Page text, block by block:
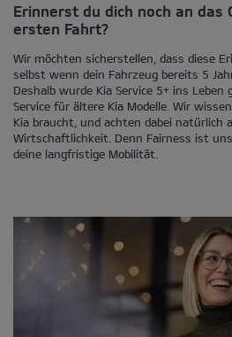
Erinnerst du dich noch an das
ersten Fahrt?
Wir möchten sicherstellen, dass diese
selbst wenn dein Fahrzeug bereits 5
Deshalb wurde Kia Service 5+ ins
Service für ältere Kia Modelle. Wir
Kia braucht, und achten dabei natürlich
Wirtschaftlichkeit. Denn Fairness ist
deine langfristige Mobilität.